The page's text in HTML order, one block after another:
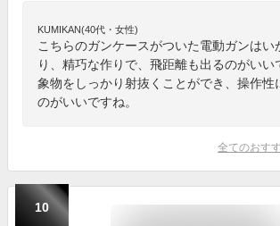
KUMIKAN(40代・女性)
こちらのガンケースがついた電動ガンはい
り、精巧な作りで、飛距離も出るのがいい
象物をしっかり射抜くことができ、操作性
のがいいですね。
全てのおす
10